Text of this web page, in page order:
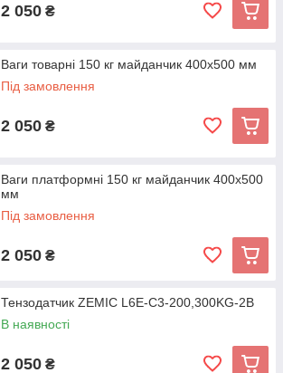
2 050 ₴
Ваги товарні 150 кг майданчик 400х500 мм
Під замовлення
2 050 ₴
Ваги платформні 150 кг майданчик 400х500
мм
Під замовлення
2 050 ₴
Тензодатчик ZEMIC L6E-C3-200,300KG-2B
В наявності
2 050 ₴